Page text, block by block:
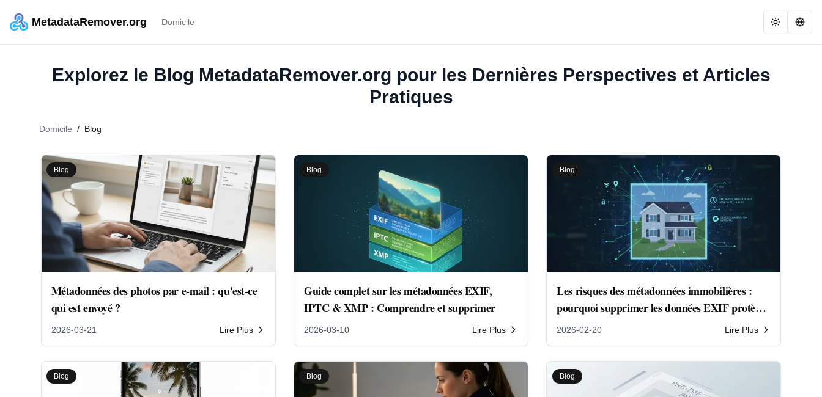
MetadataRemover.org Domicile
Explorez le Blog MetadataRemover.org pour les Dernières Perspectives et Articles
Pratiques
Domicile / Blog
Blog
Métadonnées des photos par e-mail : qu'est-ce
qui est envoyé ?
2026-03-21 Lire Plus
Blog
Guide complet sur les métadonnées EXIF,
IPTC & XMP : Comprendre et supprimer
2026-03-10 Lire Plus
Blog
Les risques des métadonnées immobilières :
pourquoi supprimer les données EXIF protège
la vie privée des clients
2026-02-20 Lire Plus
Blog Blog Blog